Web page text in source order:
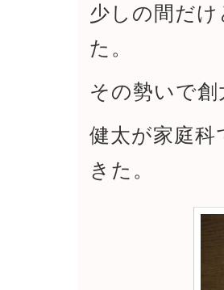
少しの間だ
た。
その勢いで
健太が家庭
きた。